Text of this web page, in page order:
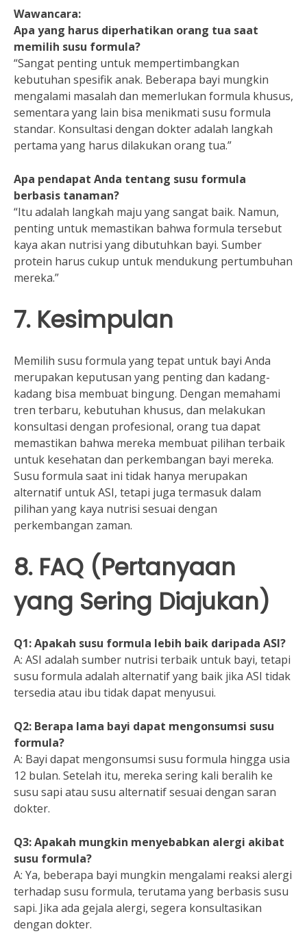
Wawancara:
Apa yang harus diperhatikan orang tua saat
memilih susu formula?
“Sangat penting untuk mempertimbangkan
kebutuhan spesifik anak. Beberapa bayi mungkin
mengalami masalah dan memerlukan formula khusus,
sementara yang lain bisa menikmati susu formula
standar. Konsultasi dengan dokter adalah langkah
pertama yang harus dilakukan orang tua.”
Apa pendapat Anda tentang susu formula
berbasis tanaman?
“Itu adalah langkah maju yang sangat baik. Namun,
penting untuk memastikan bahwa formula tersebut
kaya akan nutrisi yang dibutuhkan bayi. Sumber
protein harus cukup untuk mendukung pertumbuhan
mereka.”
7. Kesimpulan
Memilih susu formula yang tepat untuk bayi Anda
merupakan keputusan yang penting dan kadang-
kadang bisa membuat bingung. Dengan memahami
tren terbaru, kebutuhan khusus, dan melakukan
konsultasi dengan profesional, orang tua dapat
memastikan bahwa mereka membuat pilihan terbaik
untuk kesehatan dan perkembangan bayi mereka.
Susu formula saat ini tidak hanya merupakan
alternatif untuk ASI, tetapi juga termasuk dalam
pilihan yang kaya nutrisi sesuai dengan
perkembangan zaman.
8. FAQ (Pertanyaan
yang Sering Diajukan)
Q1: Apakah susu formula lebih baik daripada ASI?
A: ASI adalah sumber nutrisi terbaik untuk bayi, tetapi
susu formula adalah alternatif yang baik jika ASI tidak
tersedia atau ibu tidak dapat menyusui.
Q2: Berapa lama bayi dapat mengonsumsi susu
formula?
A: Bayi dapat mengonsumsi susu formula hingga usia
12 bulan. Setelah itu, mereka sering kali beralih ke
susu sapi atau susu alternatif sesuai dengan saran
dokter.
Q3: Apakah mungkin menyebabkan alergi akibat
susu formula?
A: Ya, beberapa bayi mungkin mengalami reaksi alergi
terhadap susu formula, terutama yang berbasis susu
sapi. Jika ada gejala alergi, segera konsultasikan
dengan dokter.